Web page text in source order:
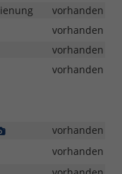
vorhanden
vorhanden
vorhanden
vorhanden
vorhanden
vorhanden